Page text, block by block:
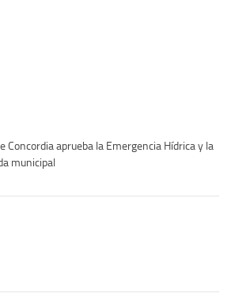
Concordia aprueba la Emergencia Hídrica y la
municipal